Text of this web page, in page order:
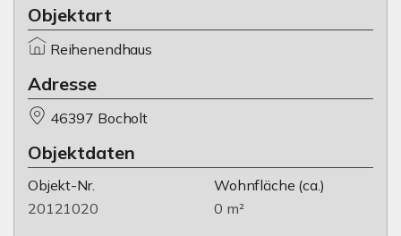
Objektart
Reihenendhaus
Adresse
46397 Bocholt
Objektdaten
Objekt-Nr.
20121020
Wohnfläche (ca.)
0 m²